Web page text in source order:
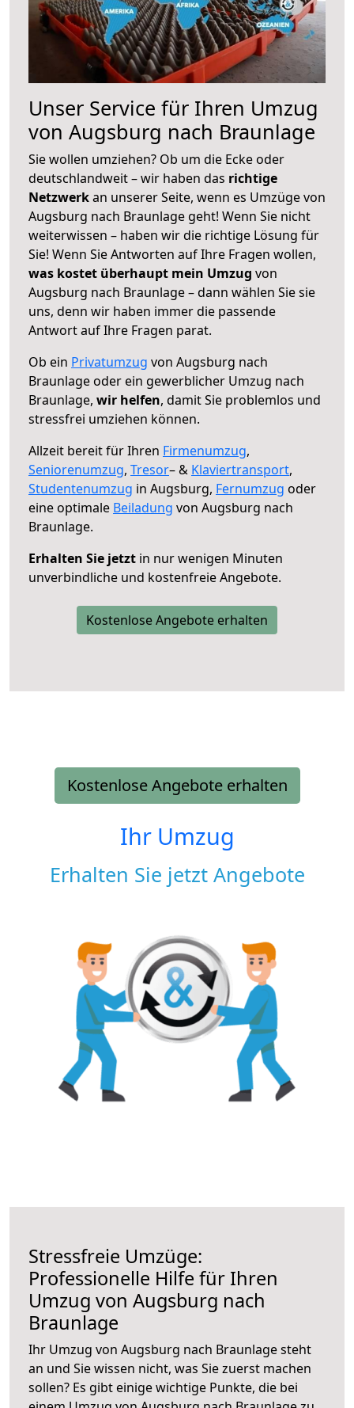
Unser Service für Ihren Umzug
von Augsburg nach Braunlage
Sie wollen umziehen? Ob um die Ecke oder
deutschlandweit – wir haben das richtige
Netzwerkan unserer Seite, wenn es Umzüge von
Augsburg nach Braunlage geht! Wenn Sie nicht
weiterwissen – haben wir die richtige Lösung für
Sie! Wenn Sie Antworten auf Ihre Fragen wollen,
was kostet überhaupt mein Umzug von
Augsburg nach Braunlage – dann wählen Sie sie
uns, denn wir haben immer die passende
Antwort auf Ihre Fragen parat.
Ob ein Privatumzug von Augsburg nach
Braunlage oder ein gewerblicher Umzug nach
Braunlage, wir helfen, damit Sie problemlos und
stressfrei umziehen können.
Allzeit bereit für Ihren Firmenumzug,
Seniorenumzug, Tresor– & Klaviertransport,
Studentenumzug in Augsburg, Fernumzug oder
eine optimale Beiladung von Augsburg nach
Braunlage.
Erhalten Sie jetzt in nur wenigen Minuten
unverbindliche und kostenfreie Angebote.
Kostenlose Angebote erhalten
Kostenlose Angebote erhalten
Ihr Umzug
Erhalten Sie jetzt Angebote
Stressfreie Umzüge:
Professionelle Hilfe für Ihren
Umzug von Augsburg nach
Braunlage
Ihr Umzug von Augsburg nach Braunlage steht
an und Sie wissen nicht, was Sie zuerst machen
sollen? Es gibt einige wichtige Punkte, die bei